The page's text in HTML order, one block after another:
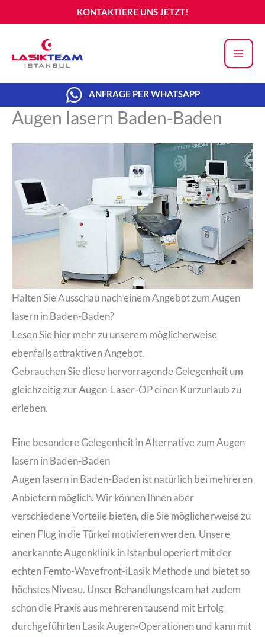
Inhalt
KONTAKTIERE UNS JETZT!
ANFRAGE PER WHATSAPP
Augen lasern Baden-Baden
Halten Sie Ausschau nach einem Angebot zum Augen
lasern in Baden-Baden?
Lesen Sie hier mehr zu unserem möglicherweise
ebenfalls attraktiven Angebot.
Gebrauchen Sie diese hervorragende Gelegenheit um
gleichzeitig zur Augen-Laser-OP einen Kurzurlaub zu
erleben.
Eine besondere Gelegenheit in Alternative zum Augen
lasern in Baden-Baden
Augen lasern in Baden-Baden ist natürlich bei mehreren
Anbietern möglich. Wir können Ihnen aber
verschiedene Vorteile bieten, die Sie möglicherweise zu
einen Flug in die Türkei motivieren werden. Unsere
anerkannte Augenklinik in Istanbul operiert mit der
echten Femto-Wavefront-iLasik Methode und bietet so
höchstes Niveau. Unser Behandlungsteam hat zudem
schon die Praxis aus mehreren tausend mit Erfolg
durchgeführten Lasik Augen-Operationen und kann mit